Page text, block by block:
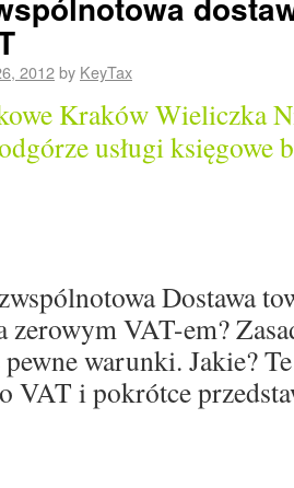
2012by KeyTax
Kraków Wieliczka
usługi księgowe
Dostawa
zerowym VAT-em?
pewne warunki. Jakie?
VAT i pokrótce